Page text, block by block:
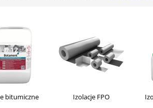
bitumiczne Izolacje FPO